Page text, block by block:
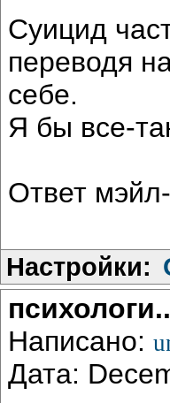
Суицид
переводя
себе.
Я бы все-
Ответ
Настройки:
Написано:
Дата: